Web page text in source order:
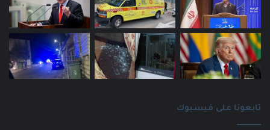
تابعونا على فيسبوك